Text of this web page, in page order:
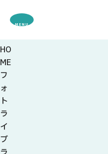
MENU
HO
ME
フ
ォ
ト
ラ
イ
ブ